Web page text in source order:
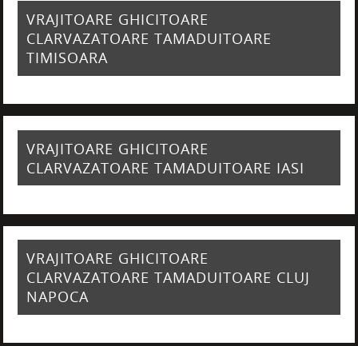
VRAJITOARE GHICITOARE
CLARVAZATOARE TAMADUITOARE
TIMISOARA
VRAJITOARE GHICITOARE
CLARVAZATOARE TAMADUITOARE IASI
VRAJITOARE GHICITOARE
CLARVAZATOARE TAMADUITOARE CLUJ
NAPOCA